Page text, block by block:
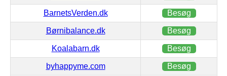
BarnetsVerden.dk Besøg
Børnibalance.dk Besøg
Koalabarn.dk Besøg
byhappyme.com Besøg